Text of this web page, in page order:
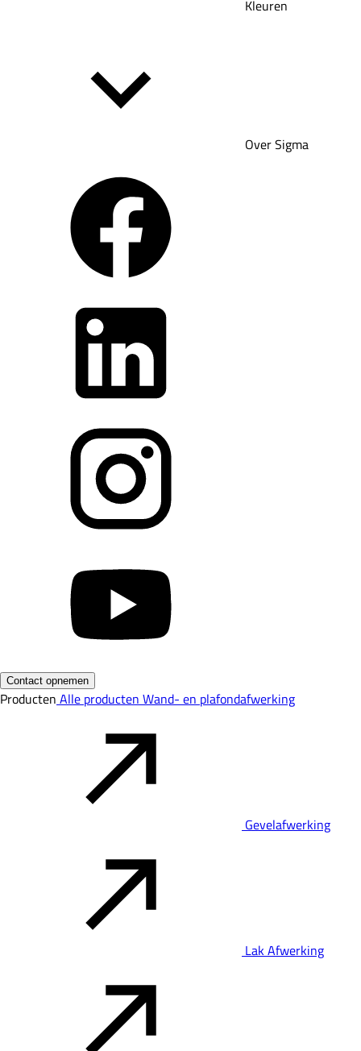
Kleuren
Over Sigma
Contact opnemen
Producten Alle producten Wand- en plafondafwerking
Gevelafwerking
Lak Afwerking